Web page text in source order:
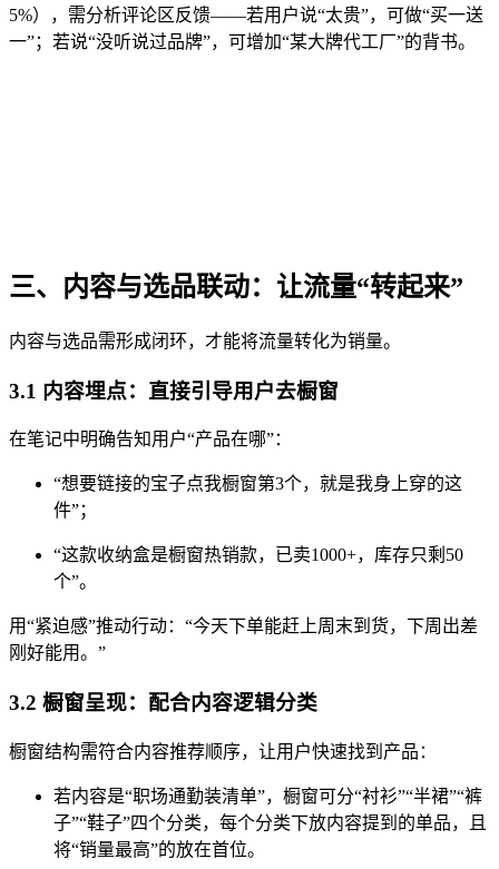
5%），需分析评论区反馈——若用户说“太贵”，可做“买一送
一”；若说“没听说过品牌”，可增加“某大牌代工厂”的背书。
三、内容与选品联动：让流量“转起来”
内容与选品需形成闭环，才能将流量转化为销量。
3.1 内容埋点：直接引导用户去橱窗
在笔记中明确告知用户“产品在哪”：
“想要链接的宝子点我橱窗第3个，就是我身上穿的这
件”；
“这款收纳盒是橱窗热销款，已卖1000+，库存只剩50
个”。
用“紧迫感”推动行动：“今天下单能赶上周末到货，下周出差
刚好能用。”
3.2 橱窗呈现：配合内容逻辑分类
橱窗结构需符合内容推荐顺序，让用户快速找到产品：
若内容是“职场通勤装清单”，橱窗可分“衬衫”“半裙”“裤
子”“鞋子”四个分类，每个分类下放内容提到的单品，且
将“销量最高”的放在首位。